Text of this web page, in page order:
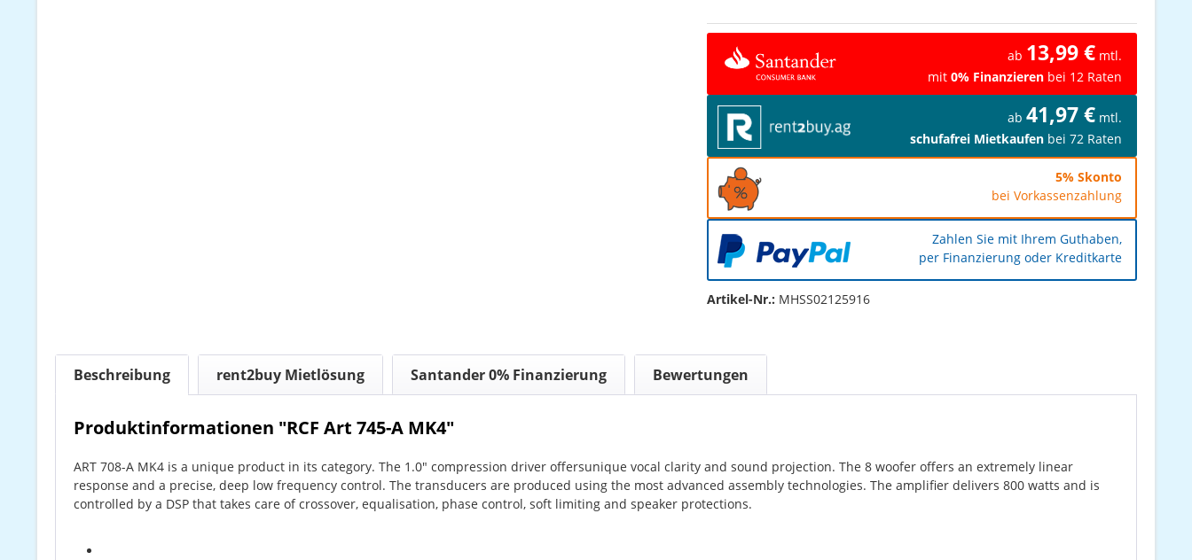
ab 13,99 € mtl.
mit 0% Finanzieren bei 12 Raten
ab 41,97 € mtl.
schufafrei Mietkaufen bei 72 Raten
5% Skonto
bei Vorkassenzahlung
Zahlen Sie mit Ihrem Guthaben,
per Finanzierung oder Kreditkarte
Artikel-Nr.: MHSS02125916
Beschreibung rent2buy Mietlösung Santander 0% Finanzierung Bewertungen
Produktinformationen "RCF Art 745-A MK4"
ART 708-A MK4 is a unique product in its category. The 1.0" compression driver offersunique vocal clarity and sound projection. The 8 woofer offers an extremely linear
response and a precise, deep low frequency control. The transducers are produced using the most advanced assembly technologies. The amplifier delivers 800 watts and is
controlled by a DSP that takes care of crossover, equalisation, phase control, soft limiting and speaker protections.